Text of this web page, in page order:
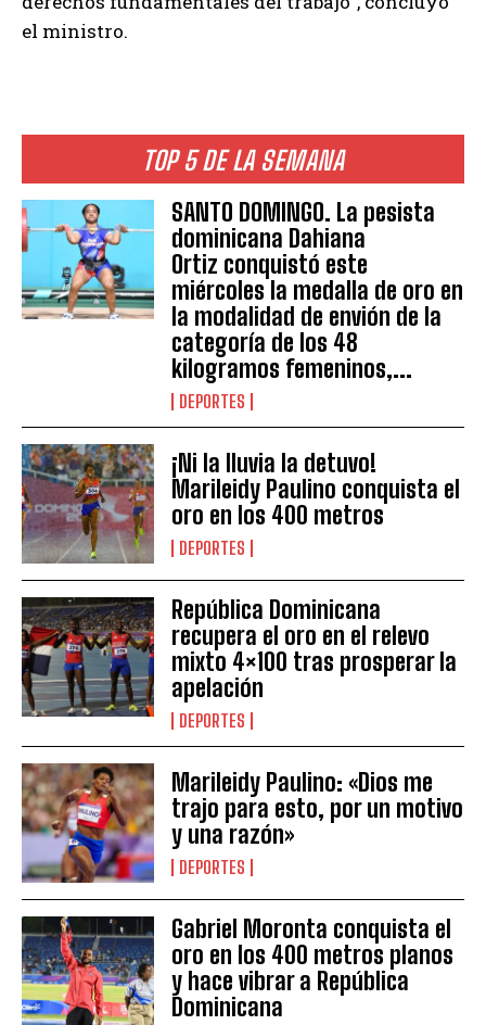
TOP 5 DE LA SEMANA
SANTO DOMINGO. La pesista
dominicana Dahiana
Ortiz conquistó este
miércoles la medalla de oro en
la modalidad de envión de la
categoría de los 48
kilogramos femeninos,...
DEPORTES
¡Ni la lluvia la detuvo!
Marileidy Paulino conquista el
oro en los 400 metros
DEPORTES
República Dominicana
recupera el oro en el relevo
mixto 4×100 tras prosperar la
apelación
DEPORTES
Marileidy Paulino: «Dios me
trajo para esto, por un motivo
y una razón»
DEPORTES
Gabriel Moronta conquista el
oro en los 400 metros planos
y hace vibrar a República
Dominicana
el ministro.